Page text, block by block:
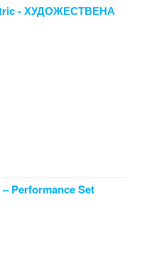
- ХУДОЖЕСТВЕНА
Performance Set